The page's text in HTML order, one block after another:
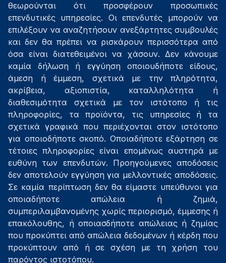
θεωρούνται ότι προσφέρουν προσωπικές
επενδυτικές υπηρεσίες. Οι επενδυτές μπορούν να
επιλέξουν να αναζητήσουν ανεξάρτητες συμβουλές
και δεν θα πρέπει να ρισκάρουν περισσότερα από
όσα είναι διατεθειμένοι να χάσουν. Δεν κάνουμε
καμία δήλωση ή εγγύηση οποιουδήποτε είδους,
άμεση ή έμμεση, σχετικά με την πληρότητα,
ακρίβεια, αξιοπιστία, καταλληλότητα ή
διαθεσιμότητα σχετικά με τον ιστότοπο ή τις
πληροφορίες, τα προϊόντα, τις υπηρεσίες ή τα
σχετικά γραφικά που περιέχονται στον ιστότοπο
για οποιοδήποτε σκοπό. Οποιαδήποτε εξάρτηση σε
τέτοιες πληροφορίες είναι επομένως αυστηρά με
ευθύνη των επενδυτών. Προηγούμενες αποδόσεις
δεν αποτελούν εγγύηση για μελλοντικές αποδόσεις.
Σε καμία περίπτωση δεν θα είμαστε υπεύθυνοι για
οποιαδήποτε απώλεια ή ζημιά,
συμπεριλαμβανομένης χωρίς περιορισμό, έμμεσης ή
επακόλουθης, ή οποιασδήποτε απώλειας ή ζημίας
που προκύπτει από απώλεια δεδομένων ή κέρδη που
προκύπτουν από ή σε σχέση με τη χρήση του
παρόντος ιστοτόπου.